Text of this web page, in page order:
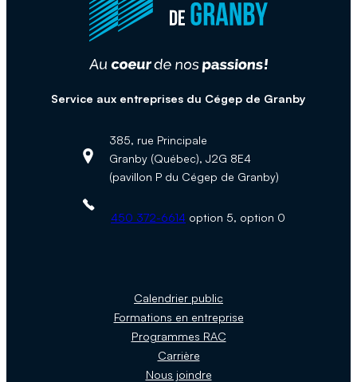
Service aux entreprises du Cégep de Granby
Adresse :
385, rue Principale
Granby (Québec), J2G 8E4
(pavillon P du Cégep de Granby)
Téléphone :
450 372-6614 option 5, option 0
Calendrier public
Formations en entreprise
Programmes RAC
Carrière
Nous joindre